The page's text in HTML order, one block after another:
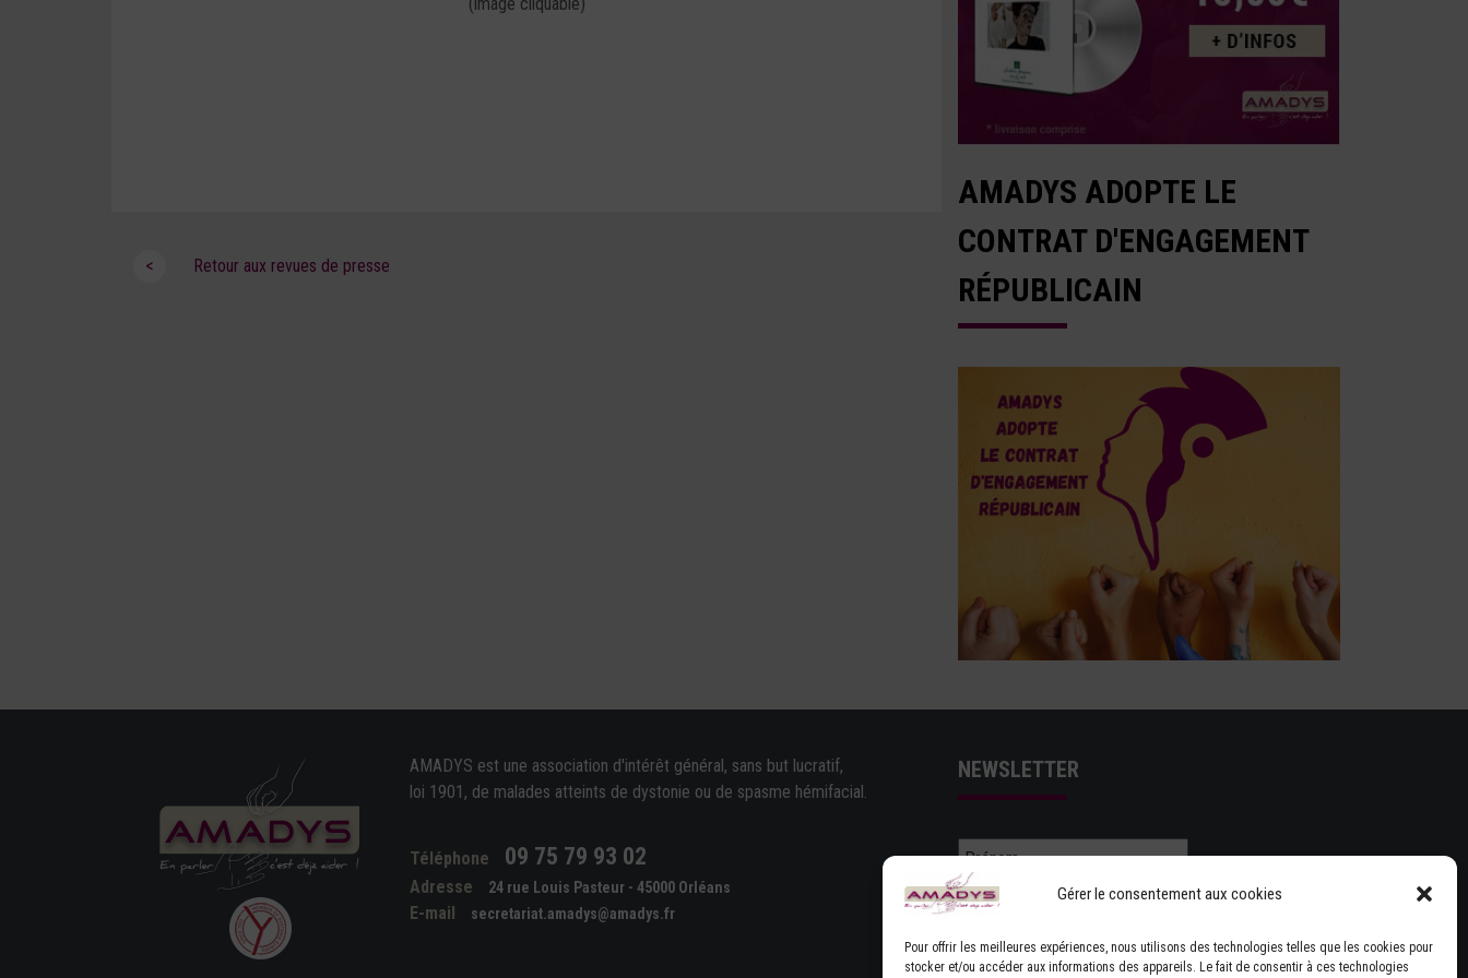
Gérer le consentement aux cookies
Pour offrir les meilleures expériences, nous utilisons des technologies telles que les cookies pour
stocker et/ou accéder aux informations des appareils. Le fait de consentir à ces technologies
< Retour aux revues de presse
AMADYS ADOPTE LE
CONTRAT D'ENGAGEMENT
RÉPUBLICAIN
AMADYS est une association d'intérêt général, sans but lucratif,
loi 1901, de malades atteints de dystonie ou de spasme hémifacial.
Téléphone 09 75 79 93 02
Adresse 24 rue Louis Pasteur - 45000 Orléans
E-mail secretariat.amadys@amadys.fr
NEWSLETTER